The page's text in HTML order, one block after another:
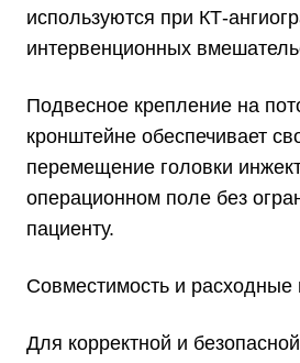
используются при КТ-
интервенционных
Подвесное крепление на
кронштейне обеспечивает
перемещение головки
операционном поле без
пациенту.
Совместимость и
Для корректной и